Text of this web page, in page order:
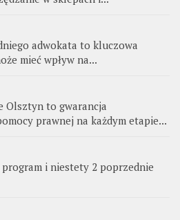
adwokata to kluczowa
mieć wpływ na...
Olsztyn to gwarancja
prawnej na każdym etapie...
program i niestety 2 poprzednie